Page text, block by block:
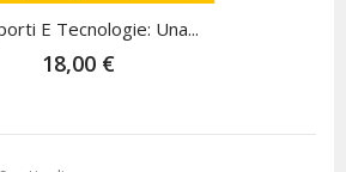
E Tecnologie: Una...
18,00 €